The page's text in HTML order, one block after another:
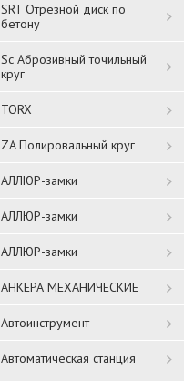
SRT Отрезной диск по
бетону
Sc Аброзивный точильный
круг
TORX
ZA Полировальный круг
АЛЛЮР-замки
АЛЛЮР-замки
АЛЛЮР-замки
АНКЕРА МЕХАНИЧЕСКИЕ
Автоинструмент
Автоматическая станция